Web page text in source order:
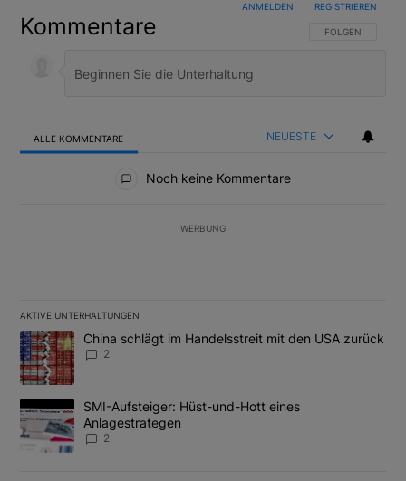
Kommentare FOLGE DIESER
FOLGEN
ANMELDEN REGISTRIEREN
ALLE KOMMENTARE NEUESTE
Noch keine Kommentare
WERBUNG
AKTIVE UNTERHALTUNGEN
Das Folgende ist eine Liste der am meisten kommentierten
Ein Trendartikel mit dem Titel "China schlägt im Handelsstreit
China schlägt im Handelsstreit mit den USA zurück
2
Ein Trendartikel mit dem Titel "SMI-Aufsteiger: Hüst-und-Hott
SMI-Aufsteiger: Hüst-und-Hott eines
Anlagestrategen
2